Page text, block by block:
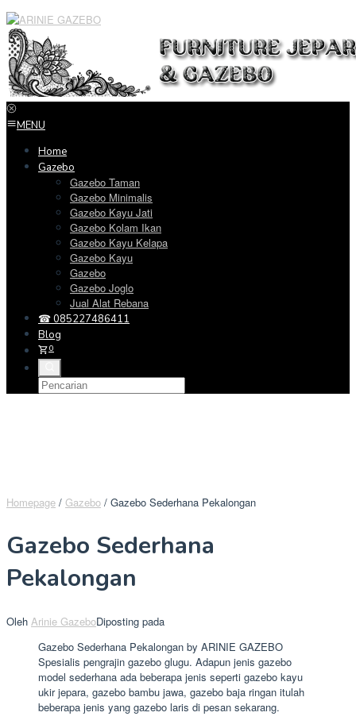
Loncat
ke
konten
MENU
Home
Gazebo
Gazebo Taman
Gazebo Minimalis
Gazebo Kayu Jati
Gazebo Kolam Ikan
Gazebo Kayu Kelapa
Gazebo Kayu
Gazebo
Gazebo Joglo
Jual Alat Rebana
☎ 085227486411
Blog
0
Homepage / Gazebo / Gazebo Sederhana Pekalongan
Gazebo Sederhana
Pekalongan
Oleh Arinie GazeboDiposting pada
Gazebo Sederhana Pekalongan by ARINIE GAZEBO
Spesialis pengrajin gazebo glugu. Adapun jenis gazebo
model sederhana ada beberapa jenis seperti gazebo kayu
ukir jepara, gazebo bambu jawa, gazebo baja ringan itulah
beberapa jenis yang gazebo laris di pesan sekarang.